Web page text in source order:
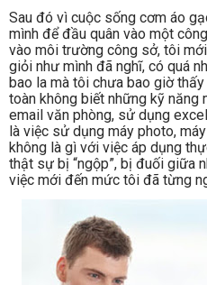
Sau đó vì cuộc sống cơm áo
mình để đầu quân vào một
vào môi trường công sở, tôi
giỏi như mình đã nghĩ, có quá
bao la mà tôi chưa bao giờ
toàn không biết những kỹ năng
email văn phòng, sử dụng
là việc sử dụng máy photo,
không là gì với việc áp dụng
thật sự bị “ngộp”, bị đuối giữa
việc mới đến mức tôi đã từng